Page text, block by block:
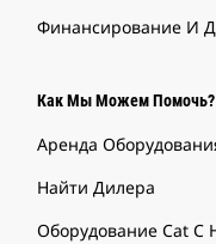
Финансирование И
Как Мы Можем Помочь?
Аренда
Найти Дилера
Оборудование Cat С